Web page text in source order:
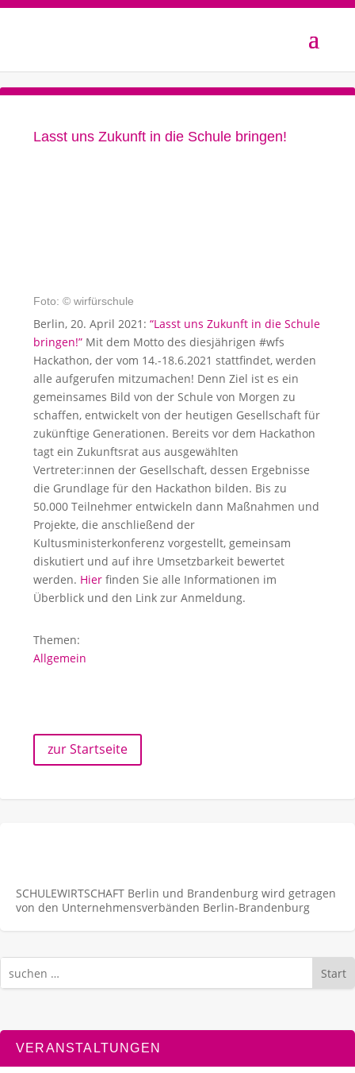
Lasst uns Zukunft in die Schule bringen!
Foto: © wirfürschule
Berlin, 20. April 2021: “Lasst uns Zukunft in die Schule
bringen!” Mit dem Motto des diesjährigen #wfs
Hackathon, der vom 14.-18.6.2021 stattfindet, werden
alle aufgerufen mitzumachen! Denn Ziel ist es ein
gemeinsames Bild von der Schule von Morgen zu
schaffen, entwickelt von der heutigen Gesellschaft für
zukünftige Generationen. Bereits vor dem Hackathon
tagt ein Zukunftsrat aus ausgewählten
Vertreter:innen der Gesellschaft, dessen Ergebnisse
die Grundlage für den Hackathon bilden. Bis zu
50.000 Teilnehmer entwickeln dann Maßnahmen und
Projekte, die anschließend der
Kultusministerkonferenz vorgestellt, gemeinsam
diskutiert und auf ihre Umsetzbarkeit bewertet
werden. Hier finden Sie alle Informationen im
Überblick und den Link zur Anmeldung.
Themen:
Allgemein
zur Startseite
SCHULEWIRTSCHAFT Berlin und Brandenburg wird getragen
von den Unternehmens­verbänden Berlin-Brandenburg
Start
VERANSTALTUNGEN